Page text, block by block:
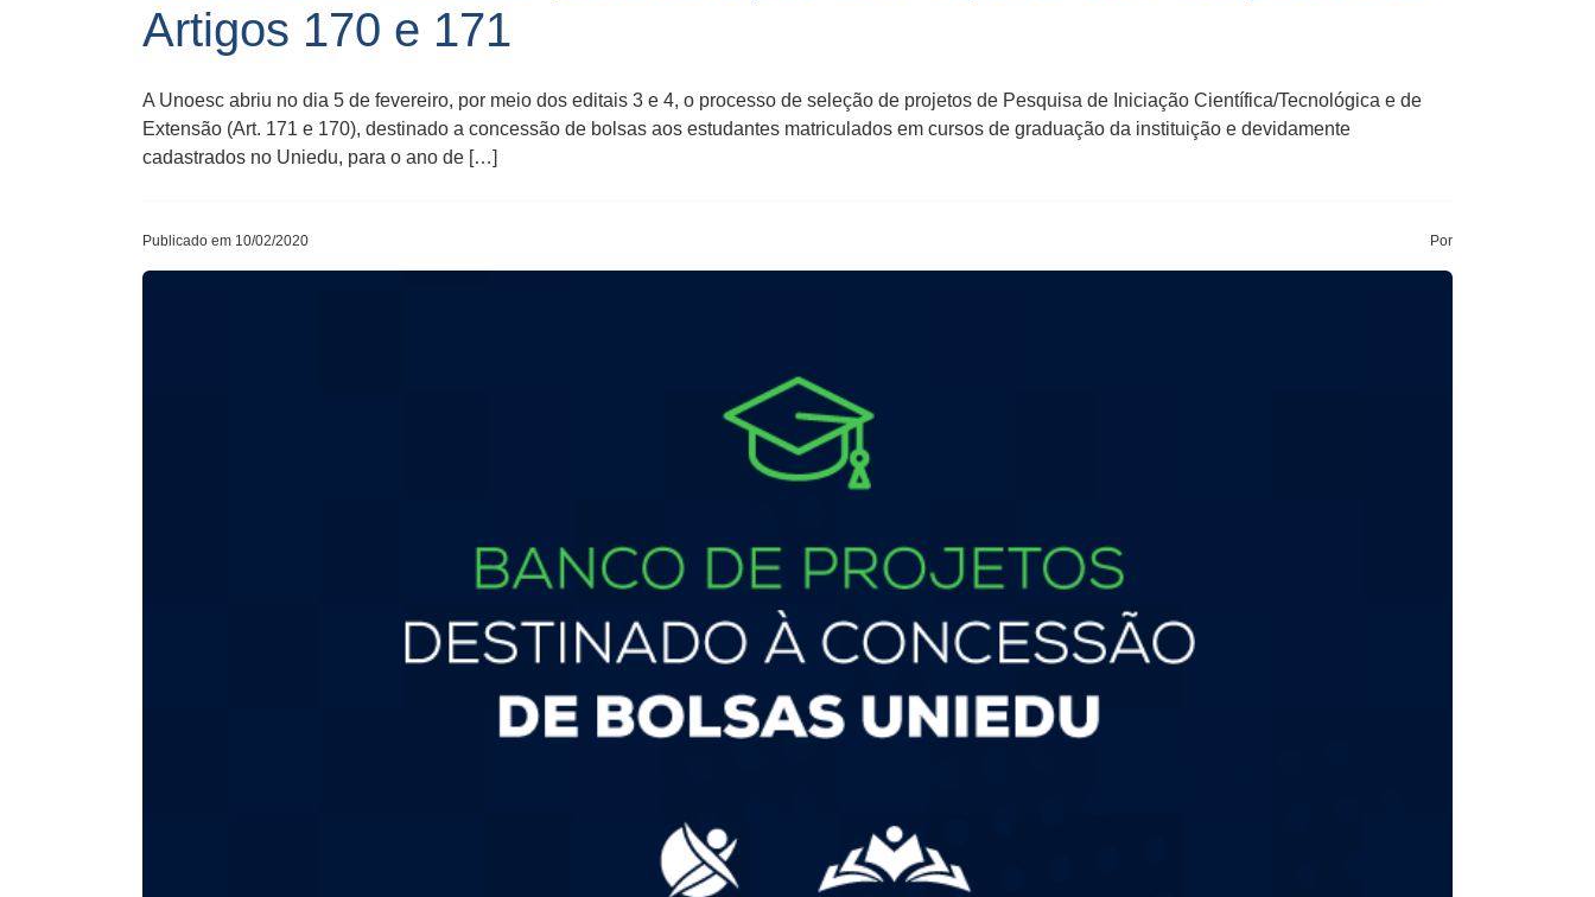
Artigos 170 e 171
A Unoesc abriu no dia 5 de fevereiro, por meio dos editais 3 e 4, o processo de seleção de projetos de Pesquisa de Iniciação Científica/Tecnológica e de
Extensão (Art. 171 e 170), destinado a concessão de bolsas aos estudantes matriculados em cursos de graduação da instituição e devidamente
cadastrados no Uniedu, para o ano de […]
Publicado em 10/02/2020 Por